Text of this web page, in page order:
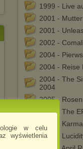
w celu
wyświetlenia
1999 - Live
2001 - Mutter
2001 -
2002 -
2004 -
2004 - Reise
2004 - The
2004
2005 -
2005 - The
2006 -
2006 -